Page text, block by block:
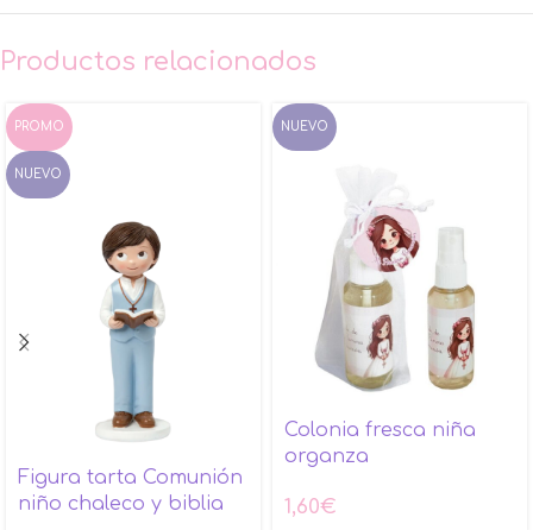
Productos relacionados
PROMO
NUEVO
Figura tarta Comunión
niño chaleco y biblia
NUEVO
Colonia fresca niña
organza
1,60€